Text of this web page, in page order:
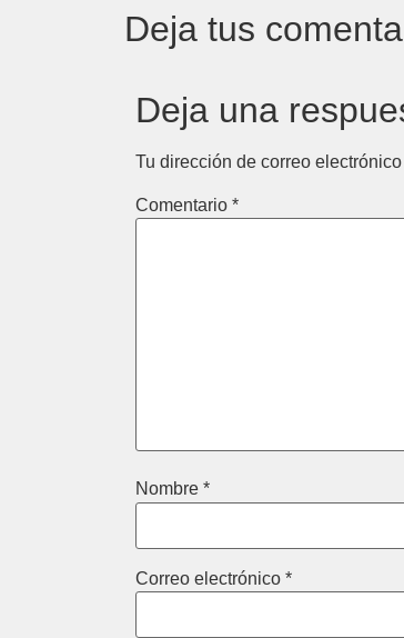
Deja tus
Deja una
Tu dirección de correo
Comentario *
Nombre *
Correo electrónico *